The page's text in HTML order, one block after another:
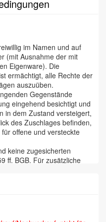
im Namen und auf
(mit Ausnahme der mit
Eigenware). Die
ermächtigt, alle Rechte der
auszuüben.
Gegenstände
eingehend besichtigt und
in dem Zustand versteigert,
des Zuschlages befinden,
offene und versteckte
keine zugesicherten
ff. BGB. Für zusätzliche
wird nicht gehaftet. Wir
daß wir
Reklamation